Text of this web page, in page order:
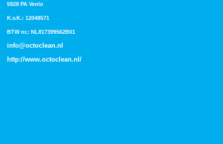
5928 PA Venlo
K.v.K.: 12048571
BTW nr.: NL817399562B01
info@octoclean.nl
http://www.octoclean.nl /